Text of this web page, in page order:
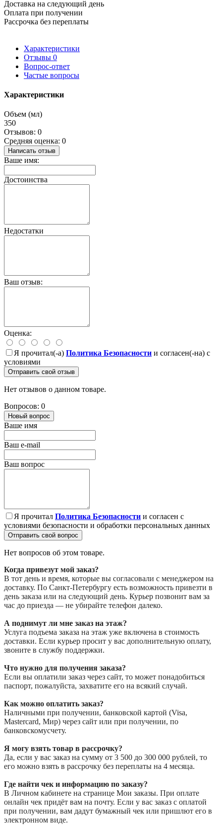
Доставка на следующий день
Оплата при получении
Рассрочка без переплаты
Характеристики
Отзывы 0
Вопрос-ответ
Частые вопросы
Характеристики
Объем (мл)
350
Отзывов: 0
Средняя оценка: 0
Написать отзыв
Ваше имя:
Достоинства
Недостатки
Ваш отзыв:
Оценка:
Я прочитал(-а) Политика Безопасности и согласен(-на) с
условиями
Отправить свой отзыв
Нет отзывов о данном товаре.
Вопросов: 0
Новый вопрос
Ваше имя
Ваш e-mail
Ваш вопрос
Я прочитал Политика Безопасности и согласен с
условиями безопасности и обработки персональных данных
Отправить свой вопрос
Нет вопросов об этом товаре.
Когда привезут мой заказ?
В тот день и время, которые вы согласовали с менеджером на
доставку. По Санкт-Петербургу есть возможность привезти в
день заказа или на следующий день. Курьер позвонит вам за
час до приезда — не убирайте телефон далеко.
А поднимут ли мне заказ на этаж?
Услуга подъема заказа на этаж уже включена в стоимость
доставки. Если курьер просит у вас дополнительную оплату,
звоните в службу поддержки.
Что нужно для получения заказа?
Если вы оплатили заказ через сайт, то может понадобиться
паспорт, пожалуйста, захватите его на всякий случай.
Как можно оплатить заказ?
Наличными при получении, банковской картой (Visa,
Mastercard, Мир) через сайт или при получении, по
банковскомусчету.
Я могу взять товар в рассрочку?
Да, если у вас заказ на сумму от 3 500 до 300 000 рублей, то
его можно взять в рассрочку без переплаты на 4 месяца.
Где найти чек и информацию по заказу?
В Личном кабинете на странице Мои заказы. При оплате
онлайн чек придёт вам на почту. Если у вас заказ с оплатой
при получении, вам дадут бумажный чек или пришлют его в
электронном виде.